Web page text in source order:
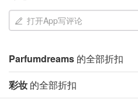
打开App写评论
Parfumdreams 的全部折扣
彩妆 的全部折扣